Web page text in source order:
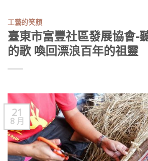
工藝的笑顏
臺東市富豐社區發展協會-
的歌 喚回漂浪百年的祖靈
21
8 月